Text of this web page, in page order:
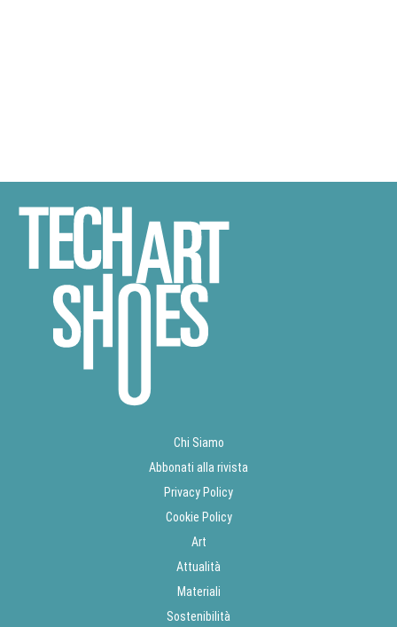
Chi Siamo
Abbonati alla rivista
Privacy Policy
Cookie Policy
Art
Attualità
Materiali
Sostenibilità